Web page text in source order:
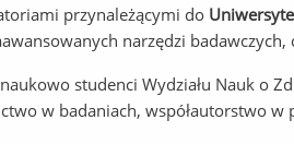
przynależącymi do
narzędzi
studenci Wydziału Nauk o
w badaniach, współautorstwo